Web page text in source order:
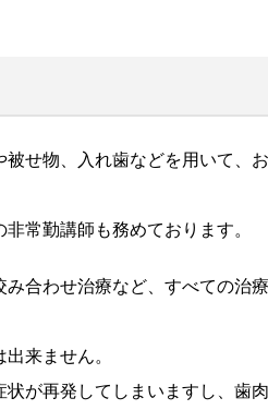
せ物、入れ歯などを用いて、
常勤講師も務めております。
合わせ治療など、すべての治
来ません。
が再発してしまいますし、歯